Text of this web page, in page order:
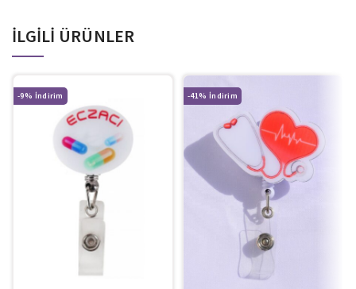
İLGILI ÜRÜNLER
-9% -41%